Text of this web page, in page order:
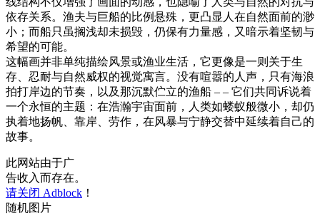
依存关系。渔夫与巨船的比例悬殊，更凸显人在自然面前的渺
小；而船只虽搁浅却未损毁，仍保有力量感，又暗示着坚韧与
希望的可能。
这幅画并非单纯描绘风景或渔业生活，它更像是一则关于生
存、忍耐与自然威权的视觉寓言。没有喧嚣的人声，只有海浪
拍打岸边的节奏，以及那沉默伫立的渔船 – – 它们共同诉说着
一个永恒的主题：在浩瀚宇宙面前，人类如蝼蚁般微小，却仍
执着地扬帆、靠岸、劳作，在风暴与宁静交替中延续着自己的
故事。
此网站由于广
告收入而存在。
请关闭 Adblock ！
随机图片